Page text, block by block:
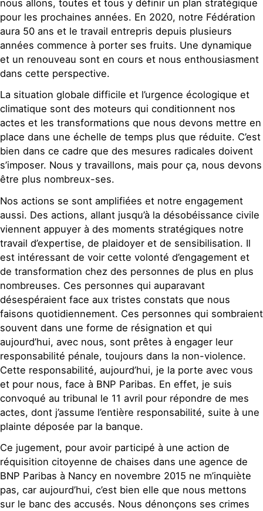
nous allons, toutes et tous y définir un plan stratégique
pour les prochaines années. En 2020, notre Fédération
aura 50 ans et le travail entrepris depuis plusieurs
années commence à porter ses fruits. Une dynamique
et un renouveau sont en cours et nous enthousiasment
dans cette perspective.
La situation globale difficile et l’urgence écologique et
climatique sont des moteurs qui conditionnent nos
actes et les transformations que nous devons mettre en
place dans une échelle de temps plus que réduite. C’est
bien dans ce cadre que des mesures radicales doivent
s’imposer. Nous y travaillons, mais pour ça, nous devons
être plus nombreux-ses.
Nos actions se sont amplifiées et notre engagement
aussi. Des actions, allant jusqu’à la désobéissance civile
viennent appuyer à des moments stratégiques notre
travail d’expertise, de plaidoyer et de sensibilisation. Il
est intéressant de voir cette volonté d’engagement et
de transformation chez des personnes de plus en plus
nombreuses. Ces personnes qui auparavant
désespéraient face aux tristes constats que nous
faisons quotidiennement. Ces personnes qui sombraient
souvent dans une forme de résignation et qui
aujourd’hui, avec nous, sont prêtes à engager leur
responsabilité pénale, toujours dans la non-violence.
Cette responsabilité, aujourd’hui, je la porte avec vous
et pour nous, face à BNP Paribas. En effet, je suis
convoqué au tribunal le 11 avril pour répondre de mes
actes, dont j’assume l’entière responsabilité, suite à une
plainte déposée par la banque.
Ce jugement, pour avoir participé à une action de
réquisition citoyenne de chaises dans une agence de
BNP Paribas à Nancy en novembre 2015 ne m’inquiète
pas, car aujourd’hui, c’est bien elle que nous mettons
sur le banc des accusés. Nous dénonçons ses crimes